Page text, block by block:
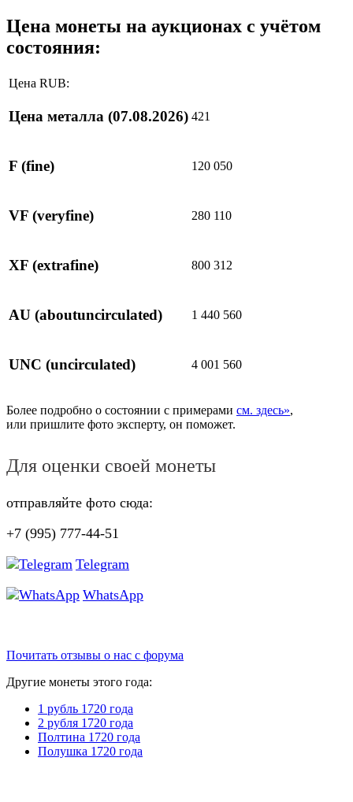
Цена монеты на аукционах с учётом
состояния:
Цена RUB:
Цена металла (07.08.2026) 421
F (fine) 120 050
VF (veryfine) 280 110
XF (extrafine) 800 312
AU (aboutuncirculated) 1 440 560
UNC (uncirculated) 4 001 560
Более подробно о состоянии с примерами см. здесь»,
или пришлите фото эксперту, он поможет.
Для оценки своей монеты
отправляйте фото сюда:
+7 (995) 777-44-51
Telegram
WhatsApp
Почитать отзывы о нас с форума
Другие монеты этого года:
1 рубль 1720 года
2 рубля 1720 года
Полтина 1720 года
Полушка 1720 года